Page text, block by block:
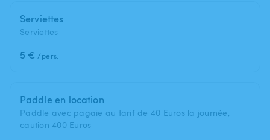
Serviettes
Serviettes
5 € /pers.
Paddle en location
Paddle avec pagaie au tarif de 40 Euros la journée,
caution 400 Euros